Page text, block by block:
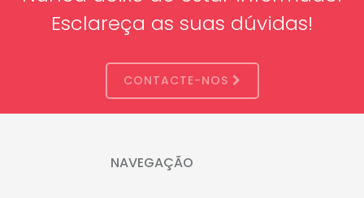
Esclareça as suas dúvidas!
CONTACTE-NOS
NAVEGAÇÃO